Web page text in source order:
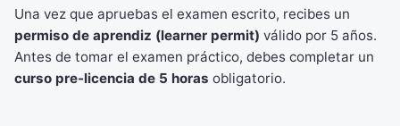
Una vez que apruebas el examen escrito, recibes un
permiso de aprendiz (learner permit) válido por 5 años.
Antes de tomar el examen práctico, debes completar un
curso pre-licencia de 5 horas obligatorio.